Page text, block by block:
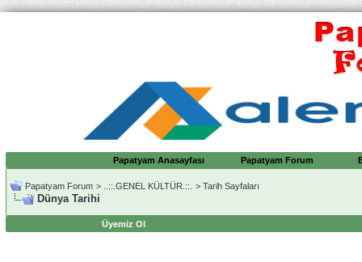
Papatyam Anasayfası Papatyam Forum
Papatyam Forum > ..::.GENEL KÜLTÜR.::. > Tarih Sayfaları
Dünya Tarihi
Üyemiz Ol